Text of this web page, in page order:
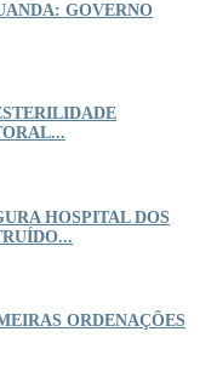
GOVERNO
HOSPITAL DOS
ORDENAÇÕES